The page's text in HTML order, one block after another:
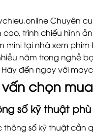
Chuyên
cao, trình chiếu hình
mini tại nhà xem
năm trong nghề
đến ngay với
vấn chọn mua
số kỹ thuật
thông số kỹ thuật cần